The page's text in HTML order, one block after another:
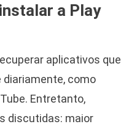
a Play
aplicativos que
diariamente, como
Entretanto,
discutidas: maior